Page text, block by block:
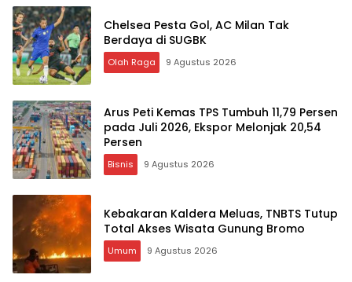
Chelsea Pesta Gol, AC Milan Tak
Berdaya di SUGBK
Olah Raga 9 Agustus 2026
Arus Peti Kemas TPS Tumbuh 11,79 Persen
pada Juli 2026, Ekspor Melonjak 20,54
Persen
Bisnis 9 Agustus 2026
Kebakaran Kaldera Meluas, TNBTS Tutup
Total Akses Wisata Gunung Bromo
Umum 9 Agustus 2026